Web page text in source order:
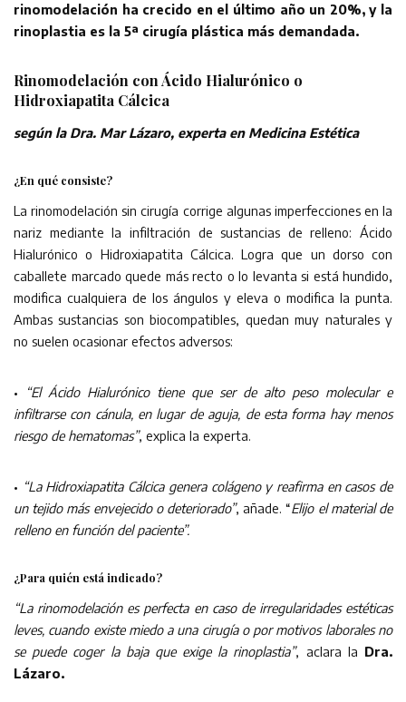
rinomodelación ha crecido en el último año un 20%, y la
rinoplastia es la 5ª cirugía plástica más demandada.
Rinomodelación con Ácido Hialurónico o
Hidroxiapatita Cálcica
según la Dra. Mar Lázaro, experta en Medicina Estética
¿En qué consiste?
La rinomodelación sin cirugía corrige algunas imperfecciones en la
nariz mediante la infiltración de sustancias de relleno: Ácido
Hialurónico o Hidroxiapatita Cálcica. Logra que un dorso con
caballete marcado quede más recto o lo levanta si está hundido,
modifica cualquiera de los ángulos y eleva o modifica la punta.
Ambas sustancias son biocompatibles, quedan muy naturales y
no suelen ocasionar efectos adversos:
• “El Ácido Hialurónico tiene que ser de alto peso molecular e
infiltrarse con cánula, en lugar de aguja, de esta forma hay menos
riesgo de hematomas”, explica la experta.
• “La Hidroxiapatita Cálcica genera colágeno y reafirma en casos de
un tejido más envejecido o deteriorado”, añade. “Elijo el material de
relleno en función del paciente”.
¿Para quién está indicado?
“La rinomodelación es perfecta en caso de irregularidades estéticas
leves, cuando existe miedo a una cirugía o por motivos laborales no
se puede coger la baja que exige la rinoplastia”, aclara la Dra.
Lázaro.